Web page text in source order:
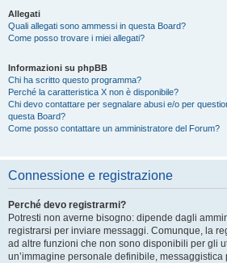
Allegati
Quali allegati sono ammessi in questa Board?
Come posso trovare i miei allegati?
Informazioni su phpBB
Chi ha scritto questo programma?
Perché la caratteristica X non è disponibile?
Chi devo contattare per segnalare abusi e/o per
questa Board?
Come posso contattare un amministratore del Forum?
Connessione e registrazione
Perché devo registrarmi?
Potresti non averne bisogno: dipende dagli
registrarsi per inviare messaggi. Comunque, la
ad altre funzioni che non sono disponibili per gli
un’immagine personale definibile, messaggistica